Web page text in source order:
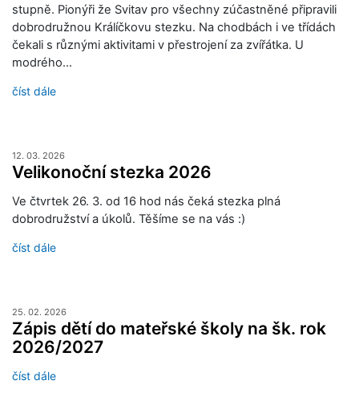
stupně. Pionýři že Svitav pro všechny zúčastněné připravili
dobrodružnou Králíčkovu stezku. Na chodbách i ve třídách
čekali s různými aktivitami v přestrojení za zvířátka. U
modrého…
číst dále
12. 03. 2026
Velikonoční stezka 2026
Ve čtvrtek 26. 3. od 16 hod nás čeká stezka plná
dobrodružství a úkolů. Těšíme se na vás :)
číst dále
25. 02. 2026
Zápis dětí do mateřské školy na šk. rok
2026/2027
číst dále